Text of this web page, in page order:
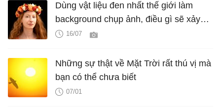
Dùng vật liệu đen nhất thế giới làm
background chụp ảnh, điều gì sẽ xảy
ra?16/07
Những sự thật về Mặt Trời rất thú vị mà
bạn có thể chưa biết
07/01